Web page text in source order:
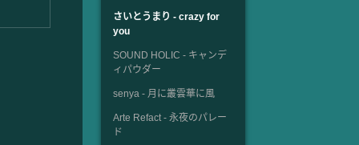
さいとうまり - crazy for
you
SOUND HOLIC - キャンデ
ィパウダー
senya - 月に叢雲華に風
Arte Refact - 永夜のパレー
ド